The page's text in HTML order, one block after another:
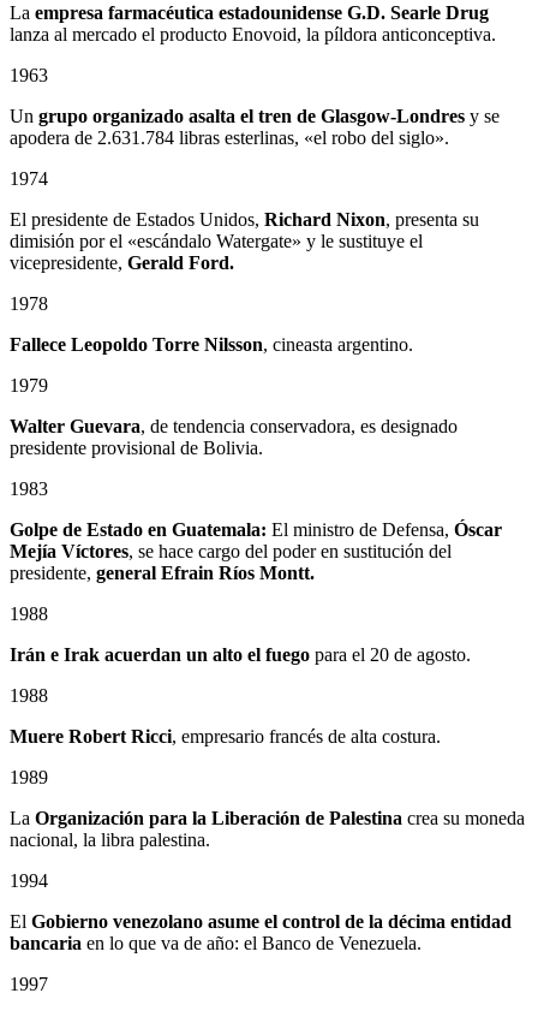
La empresa farmacéutica estadounidense G.D. Searle Drug
lanza al mercado el producto Enovoid, la píldora anticonceptiva.
1963
Un grupo organizado asalta el tren de Glasgow-Londres y se
apodera de 2.631.784 libras esterlinas, «el robo del siglo».
1974
El presidente de Estados Unidos, Richard Nixon, presenta su
dimisión por el «escándalo Watergate» y le sustituye el
vicepresidente, Gerald Ford.
1978
Fallece Leopoldo Torre Nilsson, cineasta argentino.
1979
Walter Guevara, de tendencia conservadora, es designado
presidente provisional de Bolivia.
1983
Golpe de Estado en Guatemala: El ministro de Defensa, Óscar
Mejía Víctores, se hace cargo del poder en sustitución del
presidente, general Efrain Ríos Montt.
1988
Irán e Irak acuerdan un alto el fuego para el 20 de agosto.
1988
Muere Robert Ricci, empresario francés de alta costura.
1989
La Organización para la Liberación de Palestina crea su moneda
nacional, la libra palestina.
1994
El Gobierno venezolano asume el control de la décima entidad
bancaria en lo que va de año: el Banco de Venezuela.
1997